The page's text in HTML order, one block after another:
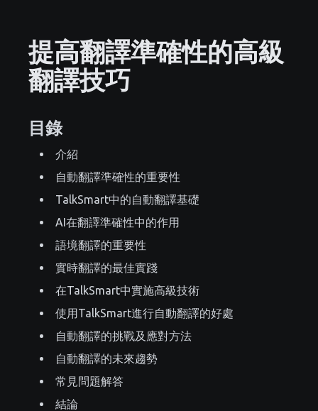
提高翻譯準確性的高級
翻譯技巧
目錄
介紹
自動翻譯準確性的重要性
TalkSmart中的自動翻譯基礎
AI在翻譯準確性中的作用
語境翻譯的重要性
實時翻譯的最佳實踐
在TalkSmart中實施高級技術
使用TalkSmart進行自動翻譯的好處
自動翻譯的挑戰及應對方法
自動翻譯的未來趨勢
常見問題解答
結論